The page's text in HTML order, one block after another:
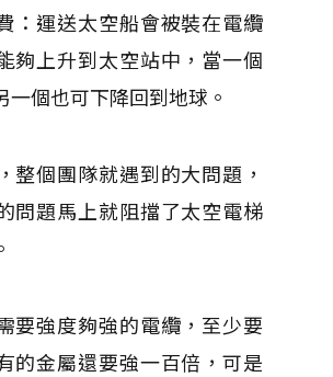
：運送太空船會被裝在電纜
夠上升到太空站中，當一個
一個也可下降回到地球。
整個團隊就遇到的大問題，
問題馬上就阻擋了太空電梯
要強度夠強的電纜，至少要
的金屬還要強一百倍，可是